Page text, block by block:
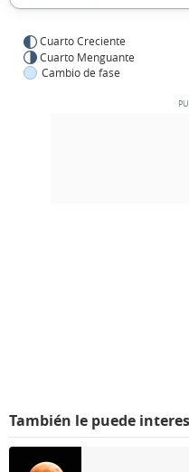
Cuarto Creciente
Cuarto Menguante
Cambio de fase
También le puede